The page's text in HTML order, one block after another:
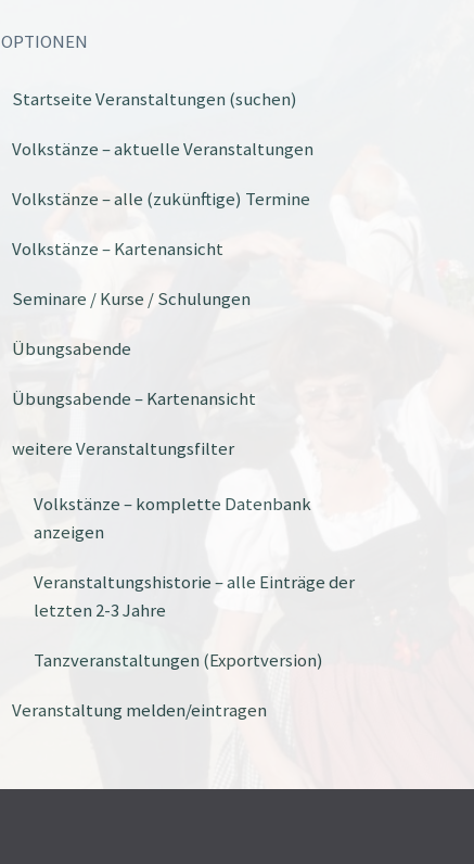
OPTIONEN
Startseite Veranstaltungen (suchen)
Volkstänze – aktuelle Veranstaltungen
Volkstänze – alle (zukünftige) Termine
Volkstänze – Kartenansicht
Seminare / Kurse / Schulungen
Übungsabende
Übungsabende – Kartenansicht
weitere Veranstaltungsfilter
Volkstänze – komplette Datenbank
anzeigen
Veranstaltungshistorie – alle Einträge der
letzten 2-3 Jahre
Tanzveranstaltungen (Exportversion)
Veranstaltung melden/eintragen